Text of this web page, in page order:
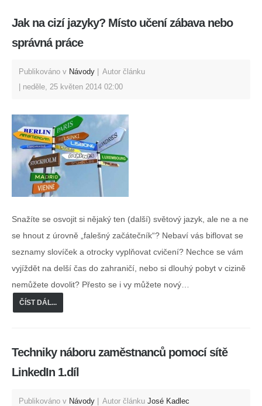
Jak na cizí jazyky? Místo učení zábava nebo
správná práce
Publikováno v Návody
Autor článku
neděle, 25 květen 2014 02:00
Snažíte se osvojit si nějaký ten (další) světový jazyk, ale ne a ne
se hnout z úrovně „falešný začátečník“? Nebaví vás biflovat se
seznamy slovíček a otrocky vyplňovat cvičení? Nechce se vám
vyjíždět na delší čas do zahraničí, nebo si dlouhý pobyt v cizině
nemůžete dovolit? Přesto se i vy můžete nový…
ČÍST DÁL...
Techniky náboru zaměstnanců pomocí sítě
LinkedIn 1.díl
Publikováno v Návody Autor článku José Kadlec